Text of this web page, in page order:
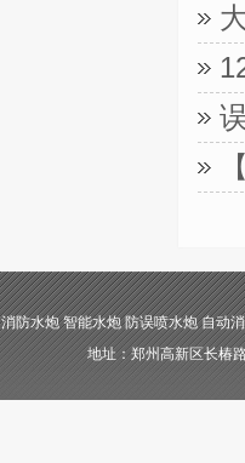
消防水炮 智能水炮 防误喷水炮 自动
地址：郑州高新区长椿